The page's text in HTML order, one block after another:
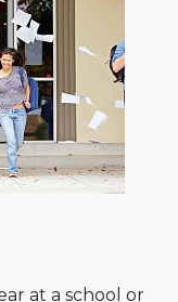
at a school or